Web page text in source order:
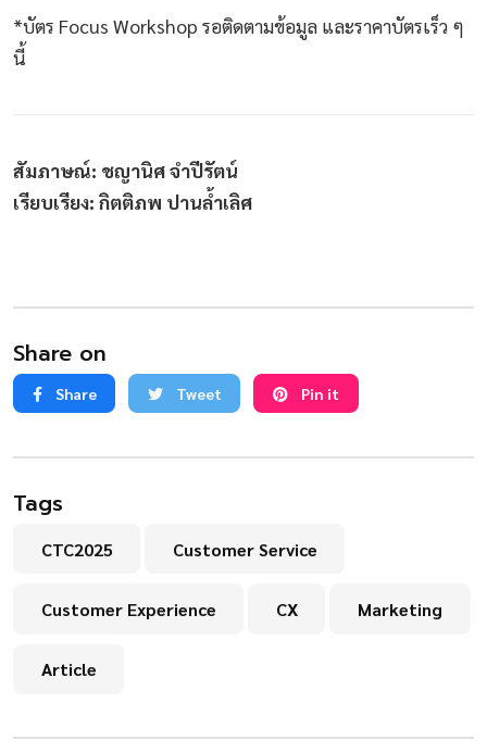
*บัตร Focus Workshop รอติดตามข้อมูล และราคาบัตรเร็ว ๆ
นี้
สัมภาษณ์: ชญานิศ จำปีรัตน์
เรียบเรียง: กิตติภพ ปานล้ำเลิศ
Share on
Share Tweet Pin it
Tags
CTC2025 Customer Service
Customer Experience CX Marketing
Article